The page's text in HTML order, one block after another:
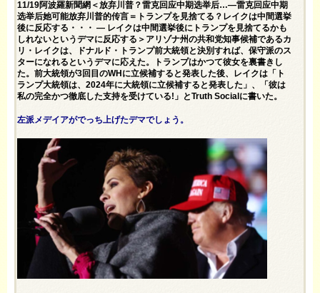
11/19阿波羅新聞網＜放弃川普？雷克回应中期选举后…—雷克回应中期
选举后她可能放弃川普的传言＝トランプを見捨てる？レイクは中間選挙
後に反応する・・・ — レイクは中間選挙後にトランプを見捨てるかも
しれないというデマに反応する＞アリゾナ州の共和党知事候補であるカ
リ・レイクは、ドナルド・トランプ前大統領と決別すれば、保守派のス
ターになれるというデマに応えた。トランプはかつて彼女を裏書きし
た。前大統領が3回目のWHに立候補すると発表した後、レイクは「ト
ランプ大統領は、2024年に大統領に立候補すると発表した」、「彼は
私の完全かつ徹底した支持を受けている!」とTruth Socialに書いた。
左派メデイアがでっち上げたデマでしょう。